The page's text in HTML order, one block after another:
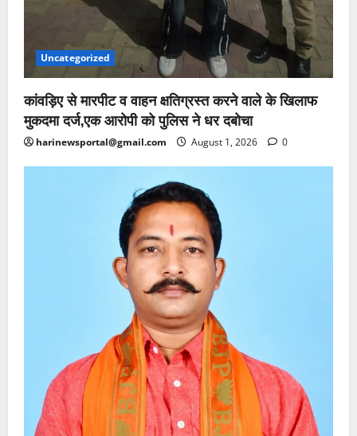
Uncategorized
कांवड़िए से मारपीट व वाहन क्षतिग्रस्त करने वाले के खिलाफ
मुकदमा दर्ज,एक आरोपी को पुलिस ने धर दबोचा
harinewsportal@gmail.com August 1, 2026 0